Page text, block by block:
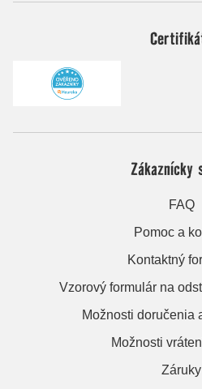
Zákaznícky
FAQ
Pomoc a
Kontaktný
Vzorový formulár na
Možnosti doručenia
Možnosti
Záruky